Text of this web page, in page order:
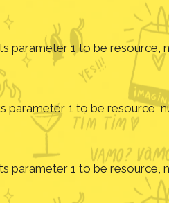
parameter 1 to be resource,
parameter 1 to be resource,
parameter 1 to be resource,